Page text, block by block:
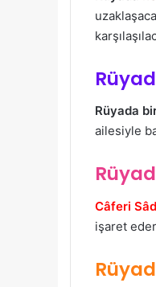
Rüyada
ailesiyle
Câferi
işaret